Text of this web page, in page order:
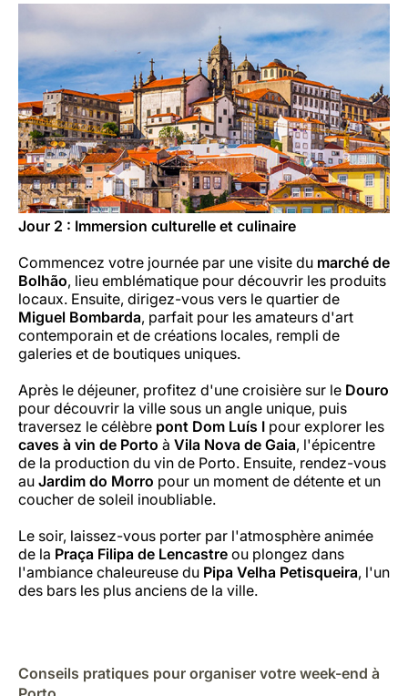
Jour 2 : Immersion culturelle et culinaire
Commencez votre journée par une visite du marché de
Bolhão, lieu emblématique pour découvrir les produits
locaux. Ensuite, dirigez-vous vers le quartier de
Miguel Bombarda, parfait pour les amateurs d'art
contemporain et de créations locales, rempli de
galeries et de boutiques uniques.
Après le déjeuner, profitez d'une croisière sur le Douro
pour découvrir la ville sous un angle unique, puis
traversez le célèbre pont Dom Luís I pour explorer les
caves à vin de Porto à Vila Nova de Gaia, l'épicentre
de la production du vin de Porto. Ensuite, rendez-vous
au Jardim do Morro pour un moment de détente et un
coucher de soleil inoubliable.
Le soir, laissez-vous porter par l'atmosphère animée
de la Praça Filipa de Lencastre ou plongez dans
l'ambiance chaleureuse du Pipa Velha Petisqueira, l'un
des bars les plus anciens de la ville.
Conseils pratiques pour organiser votre week-end à